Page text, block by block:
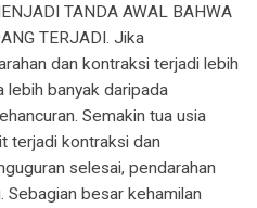
TANDA AWAL BAHWA
TERJADI. Jika
dan kontraksi terjadi lebih
lebih banyak daripada
Semakin tua usia
terjadi kontraksi dan
selesai, pendarahan
besar kehamilan